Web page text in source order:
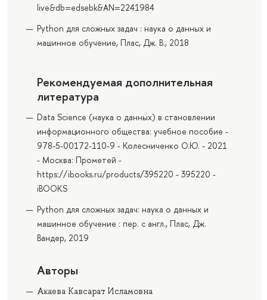
live&db=edsebk&AN=2241984
Python для сложных задач : наука о данных и
машинное обучение, Плас, Дж. В., 2018
Рекомендуемая дополнительная
литература
Data Science (наука о данных) в становлении
информационного общества: учебное пособие -
978-5-00172-110-9 - Колесниченко О.Ю. - 2021
- Москва: Прометей -
https://ibooks.ru/products/395220 - 395220 -
iBOOKS
Python для сложных задач: наука о данных и
машинное обучение : пер. с англ., Плас, Дж.
Вандер, 2019
Авторы
Акаева Кавсарат Исламовна